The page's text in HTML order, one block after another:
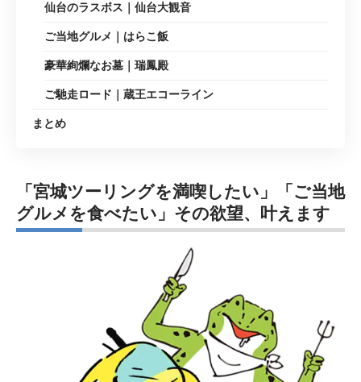
仙台のラスボス｜仙台大観音
ご当地グルメ｜はらこ飯
豪華絢爛なお墓｜瑞鳳殿
ご馳走ロード｜蔵王エコーライン
まとめ
「宮城ツーリングを満喫したい」「ご当地
グルメを食べたい」その欲望、叶えます